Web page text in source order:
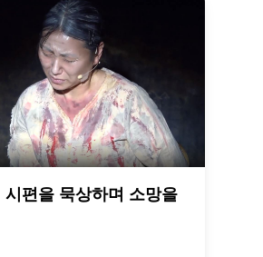
편을 묵상하며 소망을